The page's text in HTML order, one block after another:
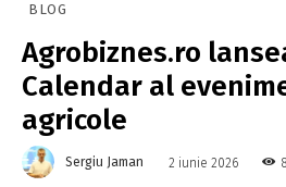
BLOG
Agrobiznes.ro
Calendar al
agricole
Sergiu Jaman 2 iunie 2026